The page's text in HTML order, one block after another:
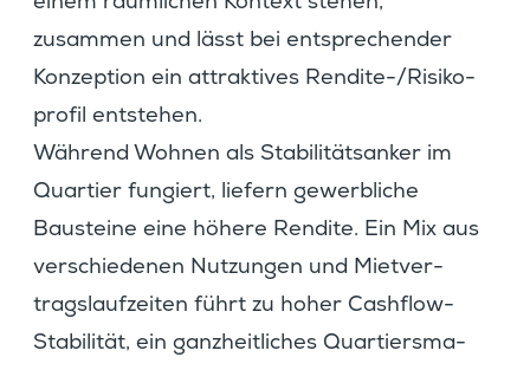
zusammen und lässt bei entspre­chender
Konzep­tion ein attrak­tives Rendite-/Risi­ko­
profil entstehen.
Während Wohnen als Stabi­li­täts­anker im
Quartier fungiert, liefern gewerb­liche
Bausteine eine höhere Rendite. Ein Mix aus
verschie­denen Nutzungen und Mietver­
trags­lauf­zeiten führt zu hoher Cashflow-
Stabi­lität, ein ganzheit­li­ches Quartiers­ma­